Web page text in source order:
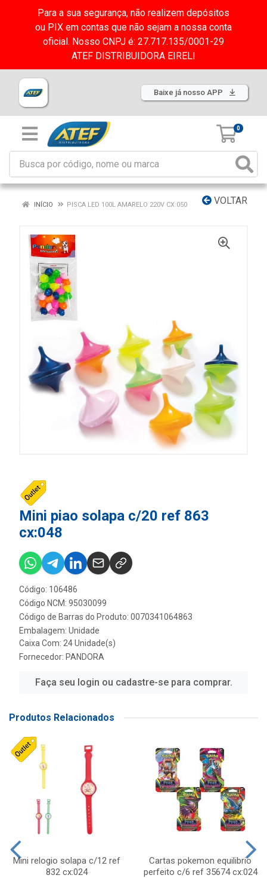
Para a sua segurança, não realizem depósitos
ou PIX em contas que não sejam a nossa conta
oficial. Nosso CNPJ é: 27.717.135/0001-29
ATEF DISTRIBUIDORA EIRELI
Baixe já nosso APP
0
VOLTAR
INÍCIO PISCA LED 100L AMARELO 220V CX:050
Mini piao solapa c/20 ref 863
cx:048
Código: 106486
Código NCM: 95030099
Código de Barras do Produto: 0070341064863
Embalagem: Unidade
Caixa Com: 24 Unidade(s)
Fornecedor: PANDORA
Faça seu login ou cadastre-se para comprar.
Produtos Relacionados
Mini relogio solapa c/12 ref
832 cx:024
Cartas pokemon equilibrio
perfeito c/6 ref 35674 cx:024